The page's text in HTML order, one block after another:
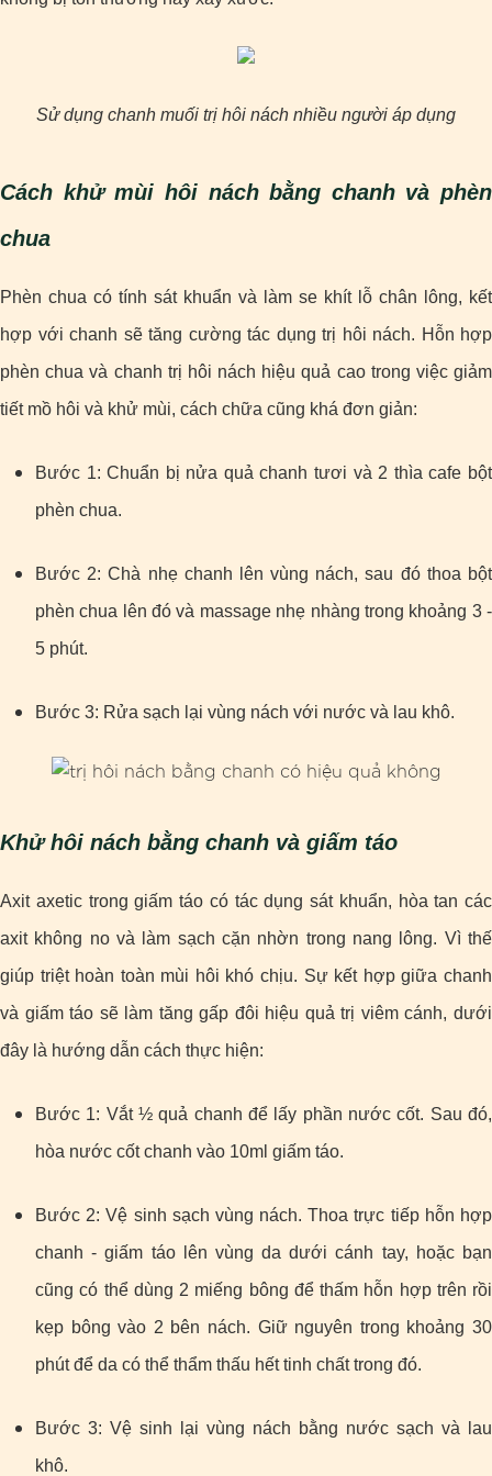
Sử dụng chanh muối trị hôi nách nhiều người áp dụng
Cách khử mùi hôi nách bằng chanh và phèn
chua
Phèn chua có tính sát khuẩn và làm se khít lỗ chân lông, kết
hợp với chanh sẽ tăng cường tác dụng trị hôi nách. Hỗn hợp
phèn chua và chanh trị hôi nách hiệu quả cao trong việc giảm
tiết mồ hôi và khử mùi, cách chữa cũng khá đơn giản:
Bước 1: Chuẩn bị nửa quả chanh tươi và 2 thìa cafe bột
phèn chua.
Bước 2: Chà nhẹ chanh lên vùng nách, sau đó thoa bột
phèn chua lên đó và massage nhẹ nhàng trong khoảng 3 -
5 phút.
Bước 3: Rửa sạch lại vùng nách với nước và lau khô.
Khử hôi nách bằng chanh và giấm táo
Axit axetic trong giấm táo có tác dụng sát khuẩn, hòa tan các
axit không no và làm sạch cặn nhờn trong nang lông. Vì thế
giúp triệt hoàn toàn mùi hôi khó chịu. Sự kết hợp giữa chanh
và giấm táo sẽ làm tăng gấp đôi hiệu quả trị viêm cánh, dưới
đây là hướng dẫn cách thực hiện:
Bước 1: Vắt ½ quả chanh để lấy phần nước cốt. Sau đó,
hòa nước cốt chanh vào 10ml giấm táo.
Bước 2: Vệ sinh sạch vùng nách. Thoa trực tiếp hỗn hợp
chanh - giấm táo lên vùng da dưới cánh tay, hoặc bạn
cũng có thể dùng 2 miếng bông để thấm hỗn hợp trên rồi
kẹp bông vào 2 bên nách. Giữ nguyên trong khoảng 30
phút để da có thể thẩm thấu hết tinh chất trong đó.
Bước 3: Vệ sinh lại vùng nách bằng nước sạch và lau
khô.